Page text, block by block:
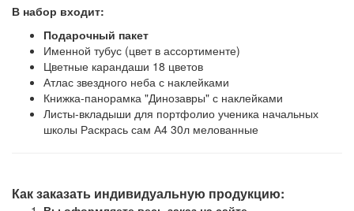
В набор входит:
Подарочный пакет
Именной тубус (цвет в ассортименте)
Цветные карандаши 18 цветов
Атлас звездного неба с наклейками
Книжка-панорамка "Динозавры" с наклейками
Листы-вкладыши для портфолио ученика начальных
школы Раскрась сам А4 30л мелованные
Как заказать индивидуальную продукцию: